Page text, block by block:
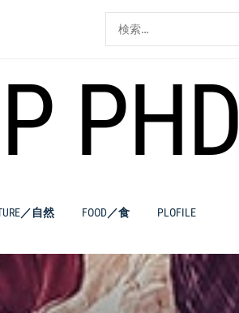
索:
PHD
／自然 FOOD／食 PLOFILE